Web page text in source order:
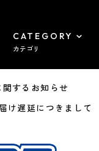
CATEGORY
カテゴリ
するお知らせ
遅延につきまして